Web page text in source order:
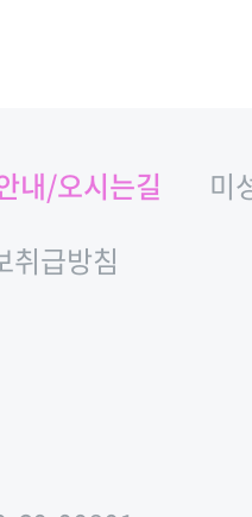
내/오시는길
미
취급방침